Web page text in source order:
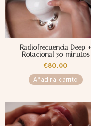
Radiofrecuencia Deep +
Rotacional 30 minutos
€80.00
Añadir al carrito